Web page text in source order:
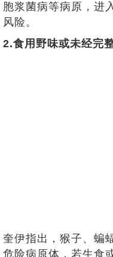
胞浆菌病等病原，进
风险。
2.食用野味或未经完
奎伊指出，猴子、蝙
危险病原体，若生食